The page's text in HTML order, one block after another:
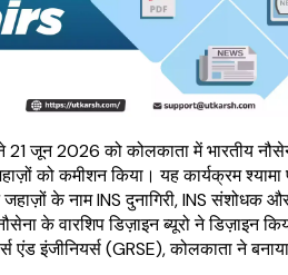
ने 21 जून 2026 को कोलकाता में भारतीय
को कमीशन किया। यह कार्यक्रम श्यामा
के नाम INS दुनागिरी, INS संशोधक
के वारशिप डिज़ाइन ब्यूरो ने डिज़ाइन
एंड इंजीनियर्स (GRSE), कोलकाता ने